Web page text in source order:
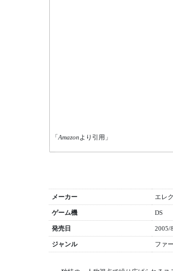
「Amazonより引用」
メーカー エレ
ゲーム機 DS
発売日 2005/
ジャンル ファ